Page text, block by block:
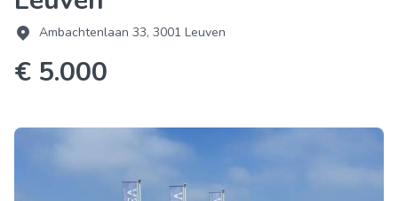
Ambachtenlaan 33, 3001 Leuven
€ 5.000